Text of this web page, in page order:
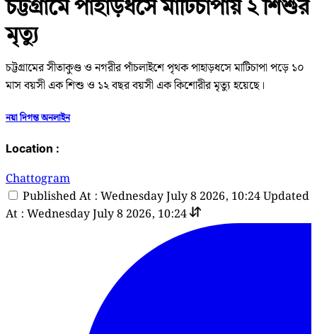
চট্টগ্রামে পাহাড়ধসে মাটিচাপায় ২ শিশুর
মৃত্যু
চট্টগ্রামের সীতাকুণ্ড ও নগরীর পাঁচলাইশে পৃথক পাহাড়ধসে মাটিচাপা পড়ে ১০
মাস বয়সী এক শিশু ও ১২ বছর বয়সী এক কিশোরীর মৃত্যু হয়েছে।
নয়া দিগন্ত অনলাইন
Location :
Chattogram
Published At : Wednesday July 8 2026, 10:24Updated
At : Wednesday July 8 2026, 10:24